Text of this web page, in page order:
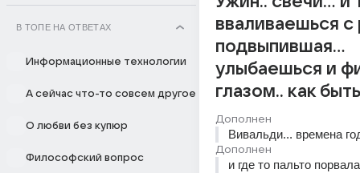
В ТОПЕ НА ОТВЕТАХ
Информационные технологии
А сейчас что-то совсем другое
О любви без купюр
Философский вопрос
вваливаешься с
подвыпившая...
улыбаешься и
глазом.. как
Дополнен
Вивальди... времена
Дополнен
и где то пальто